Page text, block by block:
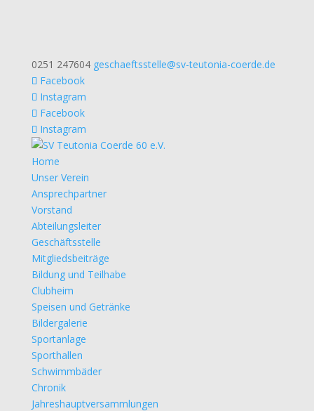
0251 247604 geschaeftsstelle@sv-teutonia-coerde.de
Facebook
Instagram
Facebook
Instagram
Home
Unser Verein
Ansprechpartner
Vorstand
Abteilungsleiter
Geschäftsstelle
Mitgliedsbeiträge
Bildung und Teilhabe
Clubheim
Speisen und Getränke
Bildergalerie
Sportanlage
Sporthallen
Schwimmbäder
Chronik
Jahreshauptversammlungen